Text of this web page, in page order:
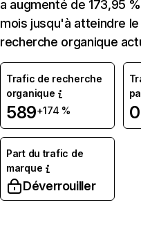
a augmenté de 173,95
mois jusqu'à atteindre
recherche organique
Trafic de recherche
organique
589+174 % 0
Part du trafic de
marque
Déverrouiller